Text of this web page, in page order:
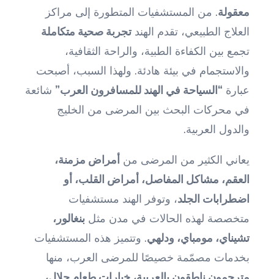
معقولة. من المستشفيات المتطورة إلى مراكز
العلاج الطبيعي، تقدم الهند تجربة صحية متكاملة
تجمع بين الكفاءة الطبية، والراحة الثقافية،
والاستجمام في بيئة هادئة. ولهذا السبب، أصبحت
عبارة “السياحة في الهند للمسافرون العرب” شائعة
في محركات البحث بين المرضى من الخليج
والدول العربية.
يعاني الكثير من المرضى من أمراض مزمنة،
العقم، مشاكل المفاصل، أمراض القلب، أو
اضطرابات الجلد، وتوفر الهند مستشفيات
متخصصة لهذه الحالات في مدن مثل بنغالور،
تشيناي، مومباي، ودلهي. وتتميز هذه المستشفيات
بخدمات مصمّمة خصيصًا للمرضى العرب، منها